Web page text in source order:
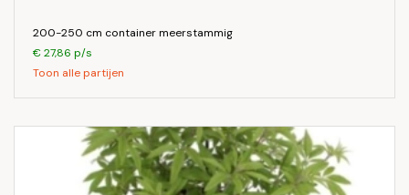
200-250 cm container meerstammig
€ 27,86 p/s
Toon alle partijen